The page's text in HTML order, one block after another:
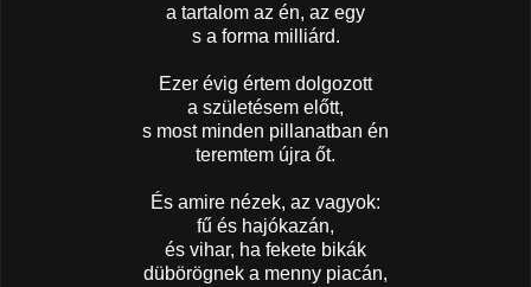
a tartalom az én, az egy
s a forma milliárd.
Ezer évig értem dolgozott
a születésem előtt,
s most minden pillanatban én
teremtem újra őt.
És amire nézek, az vagyok:
fű és hajókazán,
és vihar, ha fekete bikák
dübörögnek a menny piacán,